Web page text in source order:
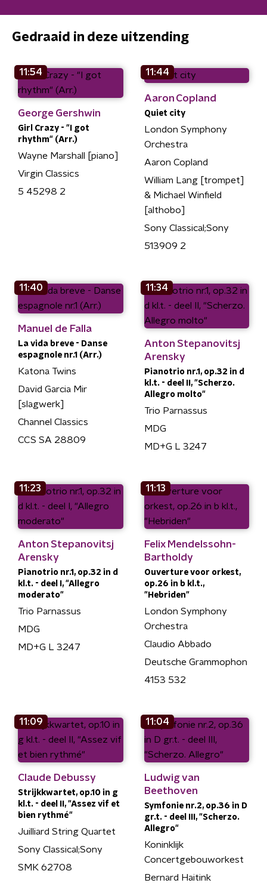
Gedraaid in deze uitzending
11:54
George Gershwin
Girl Crazy - "I got
rhythm" (Arr.)
Wayne Marshall [piano]
Virgin Classics
5 45298 2
11:44
Aaron Copland
Quiet city
London Symphony
Orchestra
Aaron Copland
William Lang [trompet]
& Michael Winfield
[althobo]
Sony Classical;Sony
513909 2
11:40
Manuel de Falla
La vida breve - Danse
espagnole nr.1 (Arr.)
Katona Twins
David Garcia Mir
[slagwerk]
Channel Classics
CCS SA 28809
11:34
Anton Stepanovitsj
Arensky
Pianotrio nr.1, op.32 in d
kl.t. - deel II, "Scherzo.
Allegro molto"
Trio Parnassus
MDG
MD+G L 3247
11:23
Anton Stepanovitsj
Arensky
Pianotrio nr.1, op.32 in d
kl.t. - deel I, "Allegro
moderato"
Trio Parnassus
MDG
MD+G L 3247
11:13
Felix Mendelssohn-
Bartholdy
Ouverture voor orkest,
op.26 in b kl.t.,
"Hebriden"
London Symphony
Orchestra
Claudio Abbado
Deutsche Grammophon
4153 532
11:09
Claude Debussy
Strijkkwartet, op.10 in g
kl.t. - deel II, "Assez vif et
bien rythmé"
Juilliard String Quartet
Sony Classical;Sony
SMK 62708
11:04
Ludwig van
Beethoven
Symfonie nr.2, op.36 in D
gr.t. - deel III, "Scherzo.
Allegro"
Koninklijk
Concertgebouworkest
Bernard Haitink